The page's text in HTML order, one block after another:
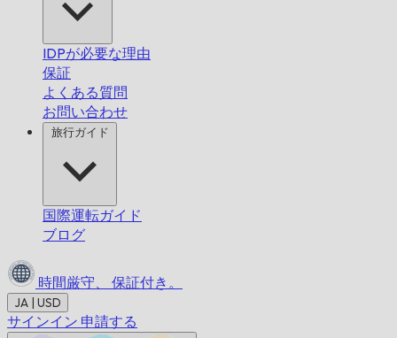
IDPが必要な理由
保証
よくある質問
お問い合わせ
旅行ガイド
国際運転ガイド
ブログ
時間厳守、 保証付き。
JA | USD
サインイン 申請する